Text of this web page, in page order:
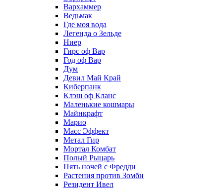
Вархаммер
Ведьмак
Где моя вода
Легенда о Зельде
Ниер
Гирс оф Вар
Год оф Вар
Дум
Девил Май Край
Киберпанк
Клэш оф Кланс
Маленькие кошмары
Майнкрафт
Марио
Масс Эффект
Метал Гир
Мортал Комбат
Полый Рыцарь
Пять ночей с Фредди
Растения против Зомби
Резидент Ивел